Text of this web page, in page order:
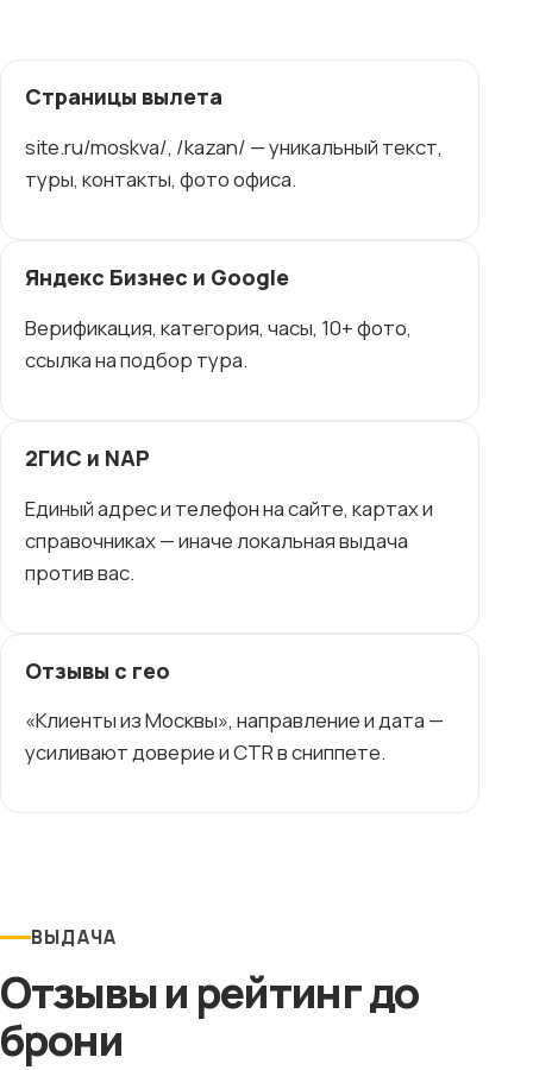
Страницы вылета
site.ru/moskva/, /kazan/ — уникальный текст,
туры, контакты, фото офиса.
Яндекс Бизнес и Google
Верификация, категория, часы, 10+ фото,
ссылка на подбор тура.
2ГИС и NAP
Единый адрес и телефон на сайте, картах и
справочниках — иначе локальная выдача
против вас.
Отзывы с гео
«Клиенты из Москвы», направление и дата —
усиливают доверие и CTR в сниппете.
ВЫДАЧА
Отзывы и рейтинг до
брони